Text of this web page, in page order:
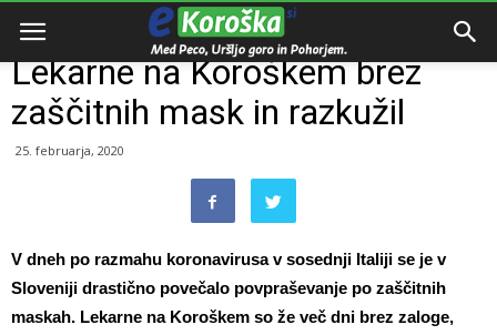
Domov Zanimivosti
Lekarne na Koroškem brez
zaščitnih mask in razkužil
25. februarja, 2020
V dneh po razmahu koronavirusa v sosednji Italiji se je v
Sloveniji drastično povečalo povpraševanje po zaščitnih
maskah. Lekarne na Koroškem so že več dni brez zaloge,